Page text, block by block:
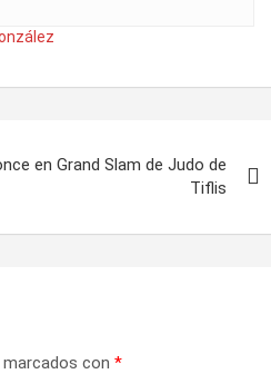
en Grand Slam de Judo de
Tiflis
con *